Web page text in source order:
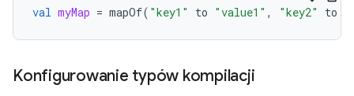
val myMap = mapOf( "key1" to "value1" , "key2" to
Konfigurowanie typów kompilacji